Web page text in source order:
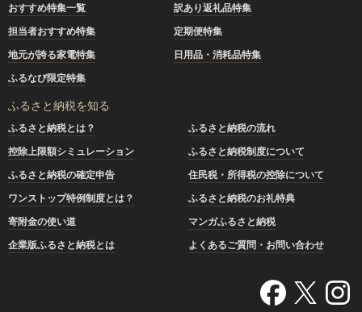
おすすめ特集一覧
訳あり返礼品特集
担当者おすすめ特集
定期便特集
地元が誇る家電特集
日用品・消耗品特集
ふるなび限定特集
ふるさと納税を知る
ふるさと納税とは？
ふるさと納税の流れ
控除上限額シミュレーション
ふるさと納税制度について
ふるさと納税の確定申告
住民税・所得税の控除について
ワンストップ特例制度とは？
ふるさと納税のお礼特典
寄附金の使い道
マンガふるさと納税
企業版ふるさと納税とは
よくあるご質問・お問い合わせ